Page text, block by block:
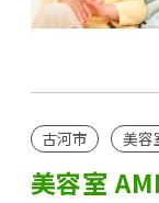
古河市 美容
美容室